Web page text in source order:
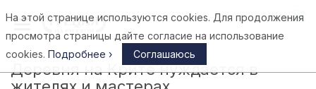
Афины
Деревня на Крите нуждается в
На этой странице используются cookies. Для продолжения
просмотра страницы дайте согласие на использование
cookies. Подробнее › Соглашаюсь